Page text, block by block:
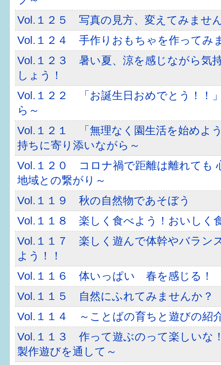
Vol.１２５ 写真の見方、変えてみませ
Vol.１２４ 手作りおもちゃを作ってみ
Vol.１２３ 暑い夏、涼を感じながら気
しょう！
Vol.１２２ 「お誕生日おめでとう！！
ら～
Vol.１２１ 「無理なく園生活を始めよ
持ちに寄り添いながら～
Vol.１２０ コロナ禍で距離は離れても
地域との繋がり～
Vol.１１９ 秋の自然物であそぼう
Vol.１１８ 楽しく食べよう！おいしく
Vol.１１７ 楽しく遊んで体幹やバラン
よう！！
Vol.１１６ 体いっぱい 春を感じる！
Vol.１１５ 自然にふれてみませんか？
Vol.１１４ ～ことばの育ちと遊びの紹
Vol.１１３ 作って遊ぶのって楽しいな
製作遊びを通して～
3か月〜6か月
6か月〜1歳
1歳〜3歳
3歳〜就学前
就学後〜
子育てマップ
イベントレポート
なるほどコラム
メールマガジン
はぐくむ.net相談コーナー
みんなの知恵袋
子育て情報誌「ほっと」
食育
福井市図書館オススメの本
お出かけ情報